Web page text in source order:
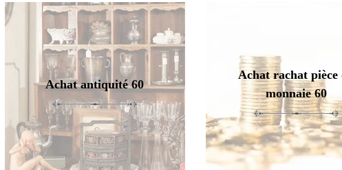
Achat antiquité 60
Achat rachat pièce
monnaie 60